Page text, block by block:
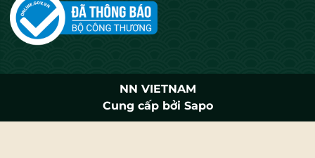
NN VIETNAM
Cung cấp bởi Sapo